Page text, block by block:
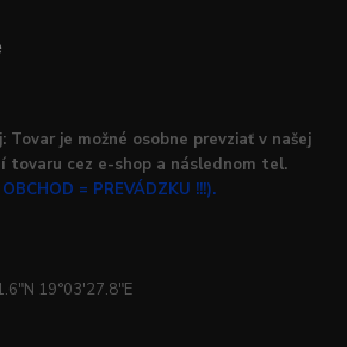
Tovar je možné osobne prevziať v našej
tovaru cez e-shop a následnom tel.
= PREVÁDZKU !!!).
19°03'27.8"E